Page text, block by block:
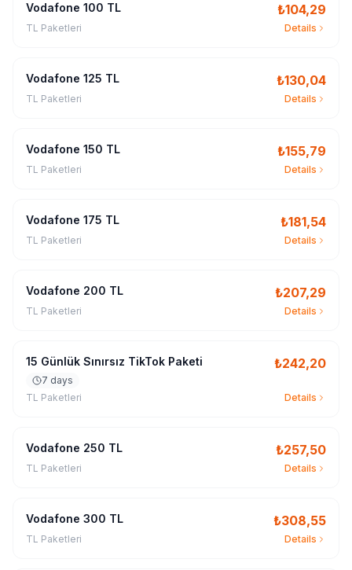
Vodafone 100 TL ₺104,29
TL Paketleri Details
Vodafone 125 TL ₺130,04
TL Paketleri Details
Vodafone 150 TL ₺155,79
TL Paketleri Details
Vodafone 175 TL ₺181,54
TL Paketleri Details
Vodafone 200 TL ₺207,29
TL Paketleri Details
15 Günlük Sınırsız TikTok Paketi ₺242,20
7 days
TL Paketleri
Details
Vodafone 250 TL ₺257,50
TL Paketleri Details
Vodafone 300 TL ₺308,55
TL Paketleri Details